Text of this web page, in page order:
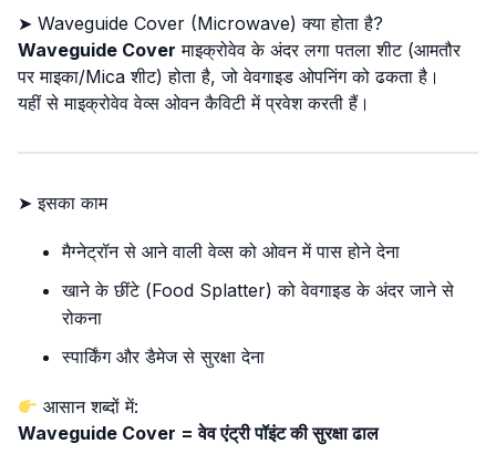
➤ Waveguide Cover (Microwave) क्या होता है?
Waveguide Cover माइक्रोवेव के अंदर लगा पतला शीट (आमतौर
पर माइका/Mica शीट) होता है, जो वेवगाइड ओपनिंग को ढकता है।
यहीं से माइक्रोवेव वेव्स ओवन कैविटी में प्रवेश करती हैं।
➤ इसका काम
मैग्नेट्रॉन से आने वाली वेव्स को ओवन में पास होने देना
खाने के छींटे (Food Splatter) को वेवगाइड के अंदर जाने से
रोकना
स्पार्किंग और डैमेज से सुरक्षा देना
आसान शब्दों में:
Waveguide Cover = वेव एंट्री पॉइंट की सुरक्षा ढाल